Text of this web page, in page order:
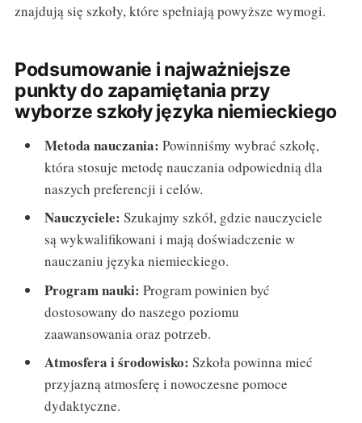
znajdują się szkoły, które spełniają powyższe wymogi.
Podsumowanie i najważniejsze
punkty do zapamiętania przy
wyborze szkoły języka niemieckiego
Metoda nauczania: Powinniśmy wybrać szkołę,
która stosuje metodę nauczania odpowiednią dla
naszych preferencji i celów.
Nauczyciele: Szukajmy szkół, gdzie nauczyciele
są wykwalifikowani i mają doświadczenie w
nauczaniu języka niemieckiego.
Program nauki: Program powinien być
dostosowany do naszego poziomu
zaawansowania oraz potrzeb.
Atmosfera i środowisko: Szkoła powinna mieć
przyjazną atmosferę i nowoczesne pomoce
dydaktyczne.